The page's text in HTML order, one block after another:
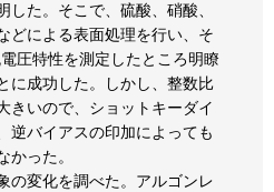
た。そこで、硫酸、硝酸、
どによる表面処理を行い、そ
圧特性を測定したところ明瞭
に成功した。しかし、整数比
きいので、ショットキーダイ
逆バイアスの印加によっても
かった。
の変化を調べた。アルゴンレ